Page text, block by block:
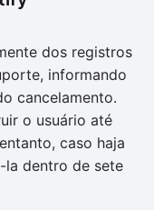
dos registros
informando
cancelamento.
o usuário até
caso haja
la dentro de sete